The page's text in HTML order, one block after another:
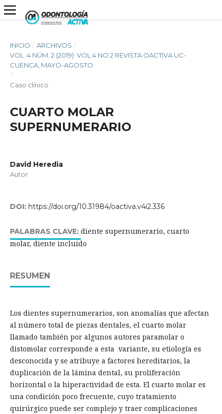
INICIO / ARCHIVOS /
VOL. 4 NÚM. 2 (2019): VOL 4 NO 2 REVISTA OACTIVA UC-
CUENCA, MAYO-AGOSTO
/
Caso clínico
CUARTO MOLAR
SUPERNUMERARIO
David Heredia
Autor
DOI: https://doi.org/10.31984/oactiva.v4i2.336
PALABRAS CLAVE: diente supernumerario, cuarto
molar, diente incluido
RESUMEN
Los dientes supernumerarios, son anomalías que afectan
al número total de piezas dentales, el cuarto molar
llamado también por algunos autores paramolar o
distomolar corresponde a esta variante, su etiología es
desconocida y se atribuye a factores hereditarios, la
duplicación de la lámina dental, su proliferación
horizontal o la hiperactividad de esta. El cuarto molar es
una condición poco frecuente, cuyo tratamiento
quirúrgico puede ser complejo y traer complicaciones